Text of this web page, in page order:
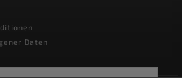
Daten